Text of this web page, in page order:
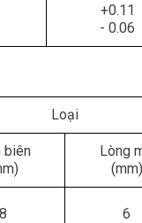
+0.11
- 0.06
Loại
biên
Lòng
(mm)
8 6